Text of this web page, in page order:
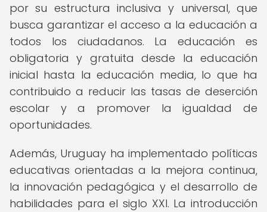
por su estructura inclusiva y universal, que
busca garantizar el acceso a la educación a
todos los ciudadanos. La educación es
obligatoria y gratuita desde la educación
inicial hasta la educación media, lo que ha
contribuido a reducir las tasas de deserción
escolar y a promover la igualdad de
oportunidades.
Además, Uruguay ha implementado políticas
educativas orientadas a la mejora continua,
la innovación pedagógica y el desarrollo de
habilidades para el siglo XXI. La introducción